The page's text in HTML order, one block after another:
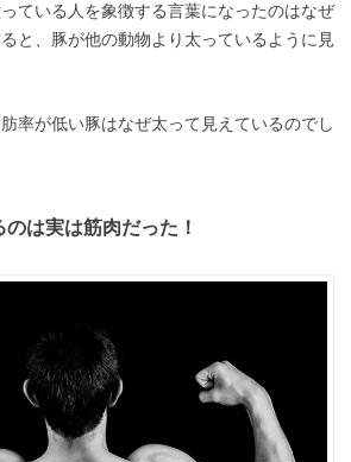
ている人を象徴する言葉になったのはなぜ
と、豚が他の動物より太っているように見
率が低い豚はなぜ太って見えているのでし
は実は筋肉だった！